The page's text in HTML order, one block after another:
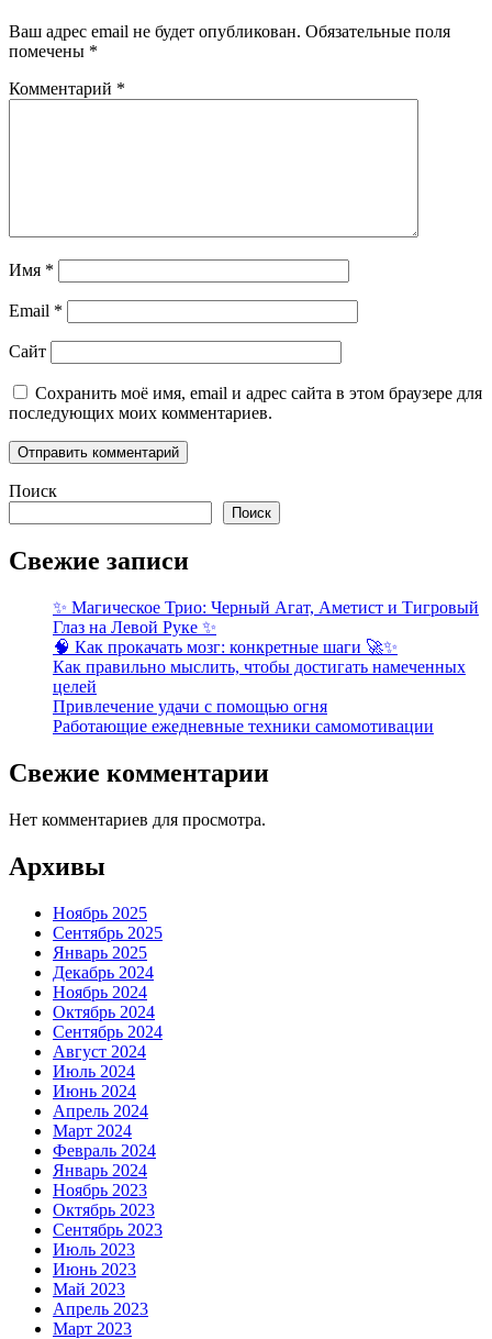
Ваш адрес email не будет опубликован. Обязательные поля
помечены *
Комментарий *
Имя *
Email *
Сайт
Сохранить моё имя, email и адрес сайта в этом браузере для
последующих моих комментариев.
Поиск
Поиск
Свежие записи
✨ Магическое Трио: Черный Агат, Аметист и Тигровый
Глаз на Левой Руке ✨
🧠 Как прокачать мозг: конкретные шаги 🚀✨
Как правильно мыслить, чтобы достигать намеченных
целей
Привлечение удачи с помощью огня
Работающие ежедневные техники самомотивации
Свежие комментарии
Нет комментариев для просмотра.
Архивы
Ноябрь 2025
Сентябрь 2025
Январь 2025
Декабрь 2024
Ноябрь 2024
Октябрь 2024
Сентябрь 2024
Август 2024
Июль 2024
Июнь 2024
Апрель 2024
Март 2024
Февраль 2024
Январь 2024
Ноябрь 2023
Октябрь 2023
Сентябрь 2023
Июль 2023
Июнь 2023
Май 2023
Апрель 2023
Март 2023